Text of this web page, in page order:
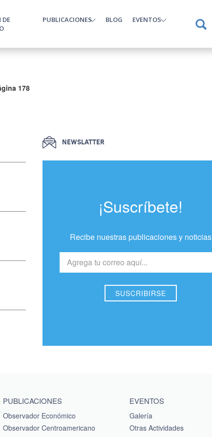
DE
PUBLICACIONES BLOG EVENTOS
anterior
178
NEWSLATTER
¡Suscríbete!
Recibe nuestras publicaciones y noticias
PUBLICACIONES
Observador Económico
Observador Centroamericano
EVENTOS
Galería
Otras Actividades